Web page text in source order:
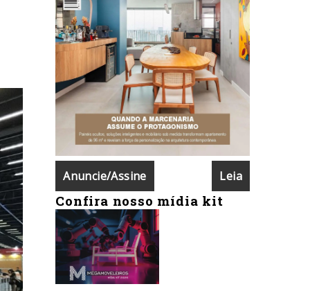
Anuncie/Assine Leia
Confira nosso mídia kit